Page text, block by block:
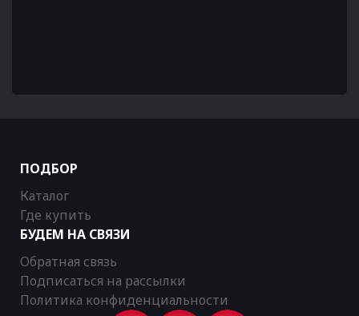
ПОДБОР
Каталог
Где купить
БУДЕМ НА СВЯЗИ
Обратная связь
Подписаться на рассылки
Политика конфиденциальности